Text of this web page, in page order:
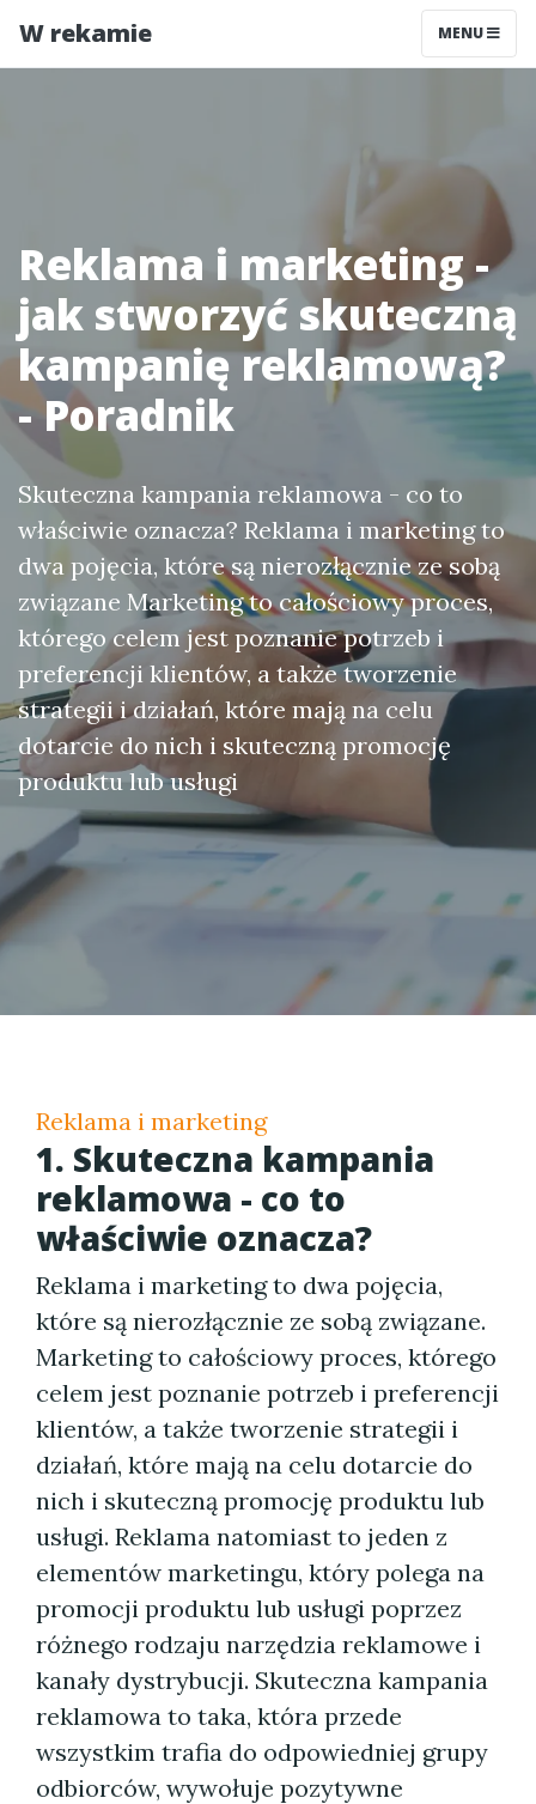
W rekamie MENU
Reklama i marketing -
jak stworzyć skuteczną
kampanię reklamową?
- Poradnik
Skuteczna kampania reklamowa - co to
właściwie oznacza? Reklama i marketing to
dwa pojęcia, które są nierozłącznie ze sobą
związane Marketing to całościowy proces,
którego celem jest poznanie potrzeb i
preferencji klientów, a także tworzenie
strategii i działań, które mają na celu
dotarcie do nich i skuteczną promocję
produktu lub usługi
Reklama i marketing
1. Skuteczna kampania
reklamowa - co to
właściwie oznacza?
Reklama i marketing to dwa pojęcia,
które są nierozłącznie ze sobą związane.
Marketing to całościowy proces, którego
celem jest poznanie potrzeb i preferencji
klientów, a także tworzenie strategii i
działań, które mają na celu dotarcie do
nich i skuteczną promocję produktu lub
usługi. Reklama natomiast to jeden z
elementów marketingu, który polega na
promocji produktu lub usługi poprzez
różnego rodzaju narzędzia reklamowe i
kanały dystrybucji. Skuteczna kampania
reklamowa to taka, która przede
wszystkim trafia do odpowiedniej grupy
odbiorców, wywołuje pozytywne